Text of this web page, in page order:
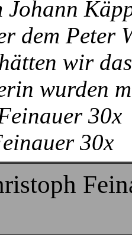
Johann
dem Peter
wir
wurden
30x
30x